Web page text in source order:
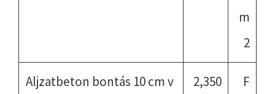
m
2
Aljzatbeton bontás 10 cm v
2,350
F